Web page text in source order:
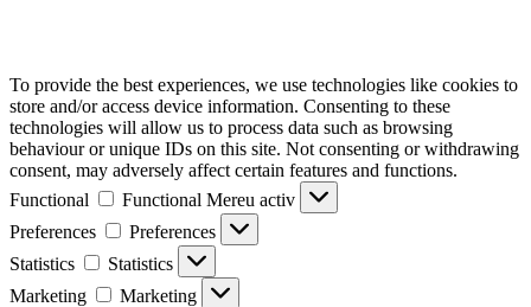
To provide the best experiences, we use technologies like cookies to
store and/or access device information. Consenting to these
technologies will allow us to process data such as browsing
behaviour or unique IDs on this site. Not consenting or withdrawing
consent, may adversely affect certain features and functions.
Functional
Functional Mereu activ
Preferences
Preferences
Statistics
Statistics
Marketing
Marketing